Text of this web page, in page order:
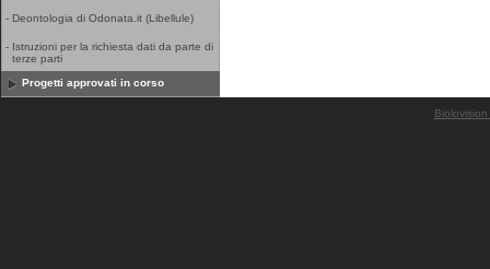
- Deontologia di Odonata.it (Libellule)
- Istruzioni per la richiesta dati da parte di
terze parti
Progetti approvati in corso
Biolovision